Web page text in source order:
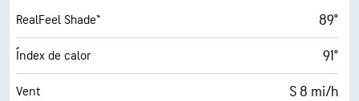
Humitat 55 %
Punt de rosada 70° F
AccuLumen Brightness Index™ 6 (Mitjà)
RealFeel Shade™ 89°
Índex de calor 91°
Vent S 8 mi/h